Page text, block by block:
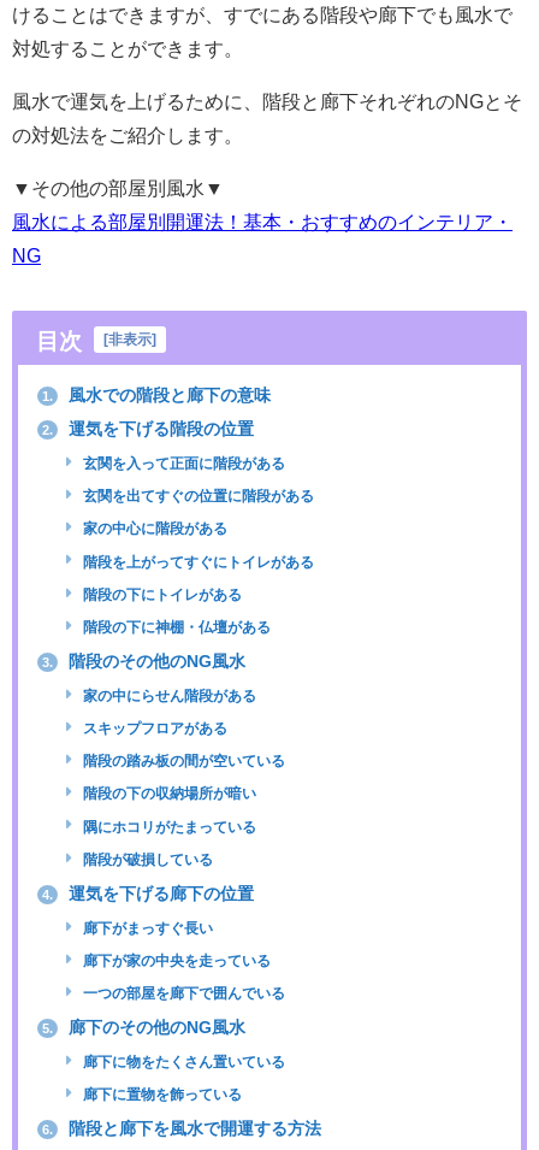
けることはできますが、すでにある階段や廊下でも風水で
対処することができます。
風水で運気を上げるために、階段と廊下それぞれのNGとそ
の対処法をご紹介します。
▼その他の部屋別風水▼
風水による部屋別開運法！基本・おすすめのインテリア・
NG
目次 [非表示]
1. 風水での階段と廊下の意味
2. 運気を下げる階段の位置
玄関を入って正面に階段がある
玄関を出てすぐの位置に階段がある
家の中心に階段がある
階段を上がってすぐにトイレがある
階段の下にトイレがある
階段の下に神棚・仏壇がある
3. 階段のその他のNG風水
家の中にらせん階段がある
スキップフロアがある
階段の踏み板の間が空いている
階段の下の収納場所が暗い
隅にホコリがたまっている
階段が破損している
4. 運気を下げる廊下の位置
廊下がまっすぐ長い
廊下が家の中央を走っている
一つの部屋を廊下で囲んでいる
5. 廊下のその他のNG風水
廊下に物をたくさん置いている
廊下に置物を飾っている
6. 階段と廊下を風水で開運する方法